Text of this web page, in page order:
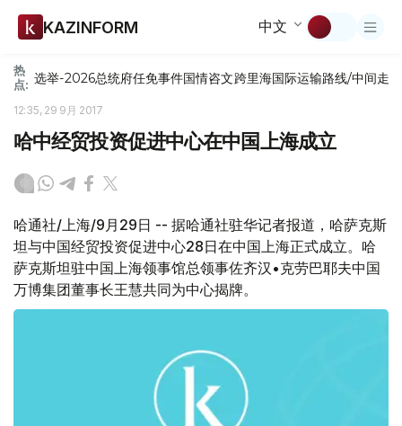
KAZINFORM 中文
热
点: 选举-2026总统府任免事件国情咨文跨里海国际运输路线/中间走廊
12:35, 29 9月 2017
哈中经贸投资促进中心在中国上海成立
哈通社/上海/9月29日 -- 据哈通社驻华记者报道，哈萨克斯
坦与中国经贸投资促进中心28日在中国上海正式成立。哈
萨克斯坦驻中国上海领事馆总领事佐齐汉•克劳巴耶夫中国
万博集团董事长王慧共同为中心揭牌。